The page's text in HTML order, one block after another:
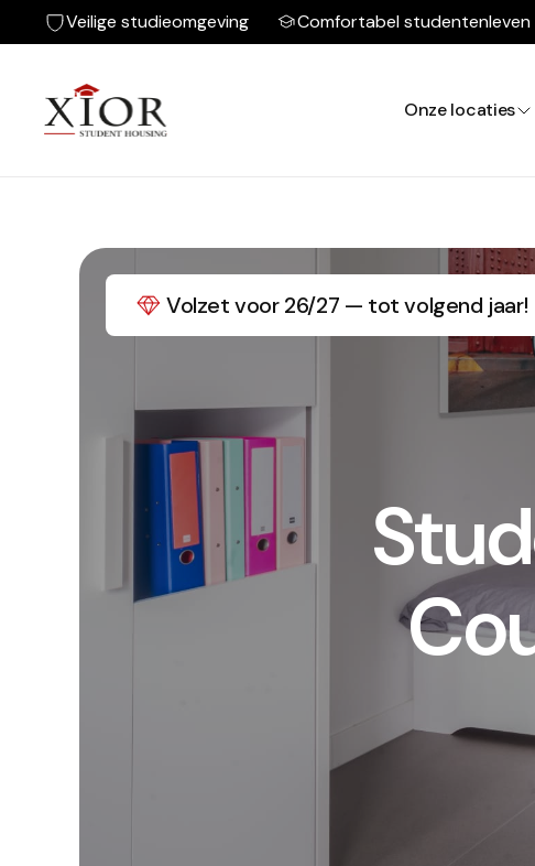
Veilige studieomgeving Comfortabel studentenleven
Onze locaties
Volzet voor 26/27 — tot volgend jaar!